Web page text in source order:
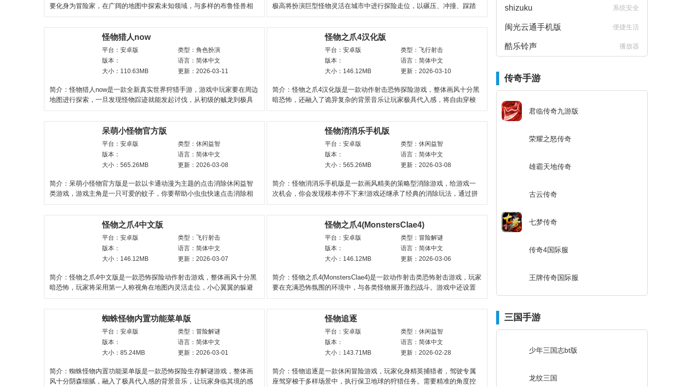
要化身为冒险家，在广阔的地图中探索未知领域，与多样的布鲁怪兽相
遇、收集和训练它
极高将扮演巨型怪物灵活在城市中进行探险走位，以碾压、冲撞、踩踏
等方式摧毁坍塌建
怪物猎人now
平台：安卓版
类型：角色扮演
版本：
语言：简体中文
大小：110.63MB
更新：2026-03-11
简介：怪物猎人now是一款全新真实世界狩猎手游，游戏中玩家要在周边
地图进行探索，一旦发现怪物踪迹就能发起讨伐，从初级的贼龙到极具
威胁的雌火龙，总计1
怪物之爪4汉化版
平台：安卓版
类型：飞行射击
版本：
语言：简体中文
大小：146.12MB
更新：2026-03-10
简介：怪物之爪4汉化版是一款动作射击恐怖探险游戏，整体画风十分黑
暗恐怖，还融入了诡异复杂的背景音乐让玩家极具代入感，将自由穿梭
于各个地图场景中
呆萌小怪物官方版
平台：安卓版
类型：休闲益智
版本：
语言：简体中文
大小：565.26MB
更新：2026-03-08
简介：呆萌小怪物官方版是一款以卡通动漫为主题的点击消除休闲益智
类游戏，游戏主角是一只可爱的蚊子，你要帮助小虫虫快速点击消除相
同属性的图案。如
怪物消消乐手机版
平台：安卓版
类型：休闲益智
版本：
语言：简体中文
大小：565.26MB
更新：2026-03-08
简介：怪物消消乐手机版是一款画风精美的策略型消除游戏，给游戏一
次机会，你会发现根本停不下来!游戏还继承了经典的消除玩法，通过拼
凑相同图案完成消
怪物之爪4中文版
平台：安卓版
类型：飞行射击
版本：
语言：简体中文
大小：146.12MB
更新：2026-03-07
简介：怪物之爪4中文版是一款恐怖探险动作射击游戏，整体画风十分黑
暗恐怖，玩家将采用第一人称视角在地图内灵活走位，小心翼翼的躲避
恐怖怪物的追捕与
怪物之爪4(MonstersClae4)
平台：安卓版
类型：冒险解谜
版本：
语言：简体中文
大小：146.12MB
更新：2026-03-06
简介：怪物之爪4(MonstersClae4)是一款动作射击类恐怖射击游戏，玩家
要在充满恐怖氛围的环境中，与各类怪物展开激烈战斗。游戏中还设置
了多种任务，有救
蜘蛛怪物内置功能菜单版
平台：安卓版
类型：冒险解谜
版本：
语言：简体中文
大小：85.24MB
更新：2026-03-01
简介：蜘蛛怪物内置功能菜单版是一款恐怖探险生存解谜游戏，整体画
风十分阴森细腻，融入了极具代入感的背景音乐，让玩家身临其境的感
怪物追逐
平台：安卓版
类型：休闲益智
版本：
语言：简体中文
大小：143.71MB
更新：2026-02-28
简介：怪物追逐是一款休闲冒险游戏，玩家化身精英捕猎者，驾驶专属
座驾穿梭于多样场景中，执行保卫地球的狩猎任务。需要精准的角度控
shizuku 系统安全
闽光云通手机版 便捷生活
酷乐铃声 播放器
传奇手游
君临传奇九游版
荣耀之怒传奇
雄霸天地传奇
古云传奇
七梦传奇
传奇4国际服
王牌传奇国际服
三国手游
少年三国志bt版
龙纹三国